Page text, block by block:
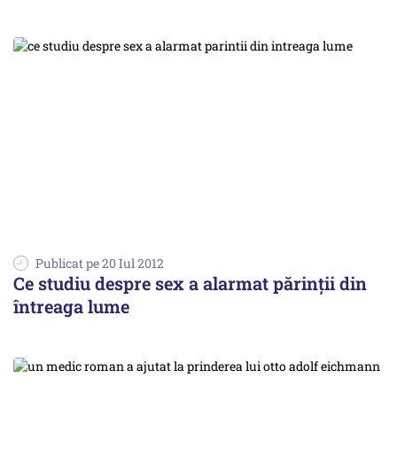
Publicat pe 20 Iul 2012
Ce studiu despre sex a alarmat părinții din
întreaga lume